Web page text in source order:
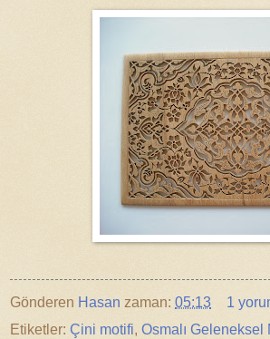
Gönderen Hasan zaman: 05:13
1
Etiketler: Çini motifi, Osmalı Geleneksel